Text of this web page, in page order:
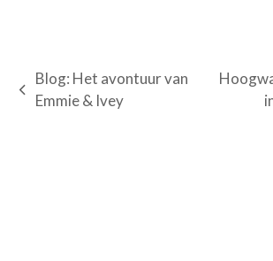
previous
Blog: Het avontuur van
Emmie & Ivey